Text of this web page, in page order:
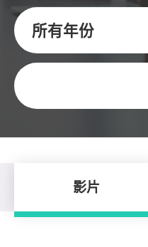
所有年份
关键字
影片